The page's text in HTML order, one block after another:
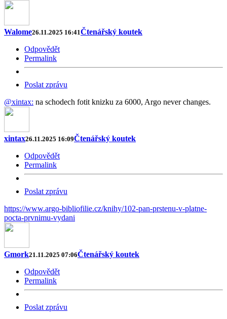
Walome26.11.2025 16:41Čtenářský koutek
Odpovědět
Permalink
Poslat zprávu
@xintax: na schodech fotit knizku za 6000, Argo never changes.
xintax26.11.2025 16:09Čtenářský koutek
Odpovědět
Permalink
Poslat zprávu
https://www.argo-bibliofilie.cz/knihy/102-pan-prstenu-v-platne-
pocta-prvnimu-vydani
Gmork21.11.2025 07:06Čtenářský koutek
Odpovědět
Permalink
Poslat zprávu